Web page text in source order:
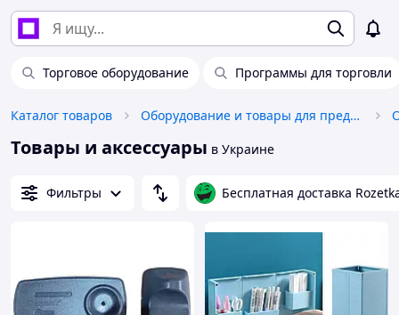
Торговое оборудование Программы для торговли
Каталог товаров Оборудование и товары для предоставления услуг
Товары и аксессуары в Украине
Фильтры Бесплатная доставка